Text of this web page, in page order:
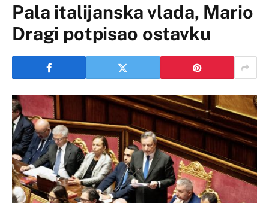
Pala italijanska vlada, Mario
Dragi potpisao ostavku